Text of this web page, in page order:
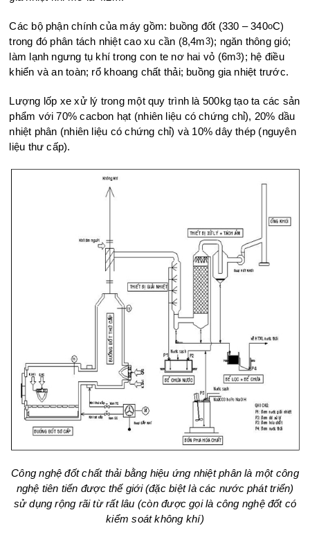
Các bộ phận chính của máy gồm: buồng đốt (330 – 340oC)
trong đó phân tách nhiệt cao xu cần (8,4m3); ngăn thông gió;
làm lạnh ngưng tụ khí trong con te nơ hai vỏ (6m3); hệ điều
khiển và an toàn; rổ khoang chất thải; buồng gia nhiệt trước.
Lượng lốp xe xử lý trong một quy trình là 500kg tạo ta các sản
phẩm với 70% cacbon hạt (nhiên liệu có chứng chỉ), 20% dầu
nhiệt phân (nhiên liệu có chứng chỉ) và 10% dây thép (nguyên
liệu thư cấp).
Công nghệ đốt chất thải bằng hiệu ứng nhiệt phân là một công
nghệ tiên tiến được thế giới (đặc biệt là các nước phát triển)
sử dụng rộng rãi từ rất lâu (còn được gọi là công nghệ đốt có
kiểm soát không khí)